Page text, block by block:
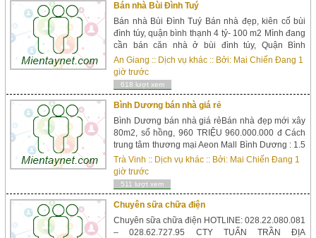
Bán nhà Bùi Đình Tuý
Bán nhà Bùi Đình Tuý Bán nhà đẹp, kiên cố bùi
đình túy, quận bình thạnh 4 tỷ- 100 m2 Mình đang
cần bán căn nhà ở bùi đình túy, Quận Bình
thạnh, Diện tích: 4,5 x 10 m, 1 lầu đúc đẹp, kèm
sân phía trước 1 phòng khách khách, 1 bếp, 2
phòng ngủ trên lầu. Đúc kiên cố, nhà đẹp, thoáng
mát, ...
An Giang :: Dịch vụ khác :: Bởi: Mai Chiến Đang 1
giờ trước
618 lượt xem
Bình Dương bán nhà giá rẻ
Bình Dương bán nhà giá rẻBán nhà đẹp mới xây
80m2, sổ hồng, 960 TRIỆU 960.000.000 đ Cách
trung tâm thương mại Aeon Mall Bình Dương : 1.5
kmcách siêu thị Lotte Mart Bình Dương : 2 kmcách
chợ Lái Thiêu : 1 kmcách ngã tư Bình Phước : 9.5
km cách bến xe miền đông 15 km Địa chỉ: Khu
phố bình phước huyện...
Trà Vinh :: Dịch vụ khác :: Bởi: Mai Chiến Đang 1
giờ trước
511 lượt xem
Chuyên sữa chữa điện
Chuyên sữa chữa điện HOTLINE: 028.22.080.081
– 028.62.727.95 CTY TUẤN TRẦN ĐỊA